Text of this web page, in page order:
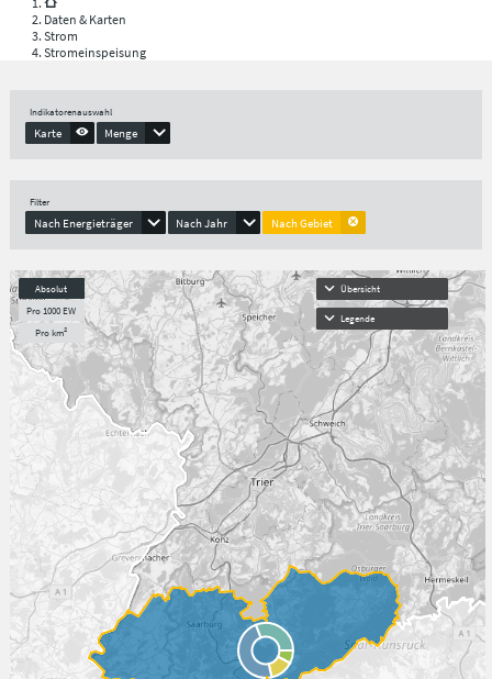
Daten & Karten
Strom
Stromeinspeisung
Indikatorenauswahl
Karte Menge
Filter
Nach Energieträger Nach Jahr Nach Gebiet
Absolut
Pro 1000 EW
Pro km²
Übersicht
Legende